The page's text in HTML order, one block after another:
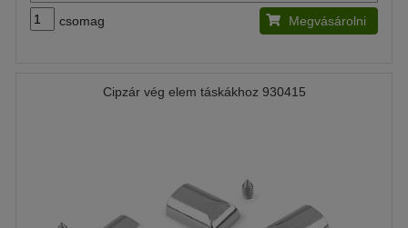
csomag Megvásárolni
Cipzár vég elem táskákhoz 930415